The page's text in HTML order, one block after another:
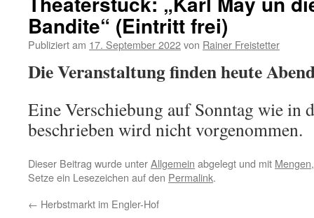
Bandite“ (Eintritt frei)
Publiziert am 17. September 2022von Rainer Freistetter
Die Veranstaltung finden heute
Eine Verschiebung auf Sonntag wie in
beschrieben wird nicht vorgenommen.
Dieser Beitrag wurde unterAllgemein abgelegt und mit Mengen
Setze ein Lesezeichen auf den Permalink.
← Herbstmarkt im Engler-Hof